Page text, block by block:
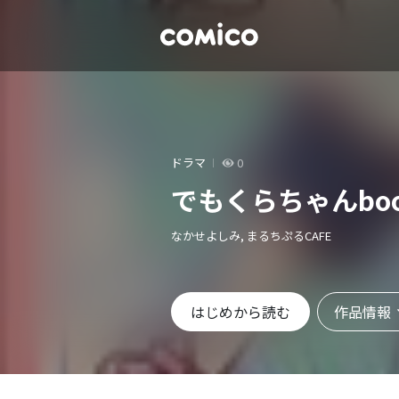
ドラマ 0
でもくらちゃん
なかせよしみ, まるちぷるCAFE
はじめから読む 作品情報